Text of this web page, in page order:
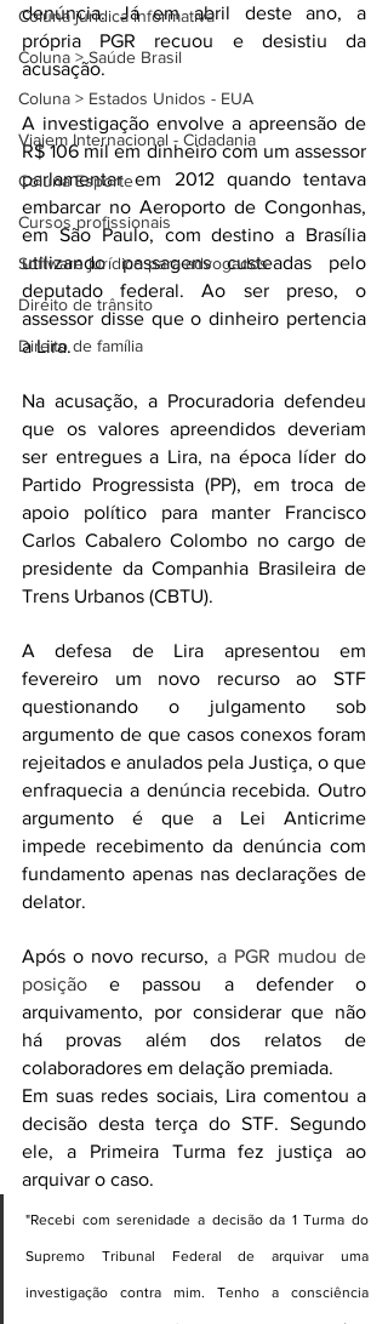
Coluna jurídica informativa
Coluna > Saúde Brasil
Coluna > Estados Unidos - EUA
Viajem Internacional - Cidadania
Coluna Esporte
Cursos profissionais
Software jurídico para advogados
Direito de trânsito
Direito de família
denúncia. Já em abril deste ano, a
própria PGR recuou e desistiu da
acusação.
A investigação envolve a apreensão de
R$ 106 mil em dinheiro com um assessor
parlamentar em 2012 quando tentava
embarcar no Aeroporto de Congonhas,
em São Paulo, com destino a Brasília
utilizando passagens custeadas pelo
deputado federal. Ao ser preso, o
assessor disse que o dinheiro pertencia
a Lira.
Na acusação, a Procuradoria defendeu
que os valores apreendidos deveriam
ser entregues a Lira, na época líder do
Partido Progressista (PP), em troca de
apoio político para manter Francisco
Carlos Cabalero Colombo no cargo de
presidente da Companhia Brasileira de
Trens Urbanos (CBTU).
A defesa de Lira apresentou em
fevereiro um novo recurso ao STF
questionando o julgamento sob
argumento de que casos conexos foram
rejeitados e anulados pela Justiça, o que
enfraquecia a denúncia recebida. Outro
argumento é que a Lei Anticrime
impede recebimento da denúncia com
fundamento apenas nas declarações de
delator.
Após o novo recurso, a PGR mudou de
posição e passou a defender o
arquivamento, por considerar que não
há provas além dos relatos de
colaboradores em delação premiada.
Em suas redes sociais, Lira comentou a
decisão desta terça do STF. Segundo
ele, a Primeira Turma fez justiça ao
arquivar o caso.
"Recebi com serenidade a decisão da 1 Turma do
Supremo Tribunal Federal de arquivar uma
investigação contra mim. Tenho a consciência